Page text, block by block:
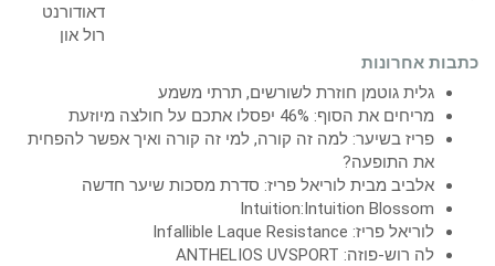
כתבות אחרונות
גלית גוטמן חוזרת לשורשים, תרתי משמע
מריחים את הסוף: 46% יפסלו אתכם על חולצה מיוזעת
פריז בשיער: למה זה קורה, למי זה קורה ואיך אפשר להפחית
את התופעה?
אלביב מבית לוריאל פריז: סדרת מסכות שיער חדשה
Intuition:Intuition Blossom
לוריאל פריז: Infallible Laque Resistance
לה רוש-פוזה: ANTHELIOS UVSPORT